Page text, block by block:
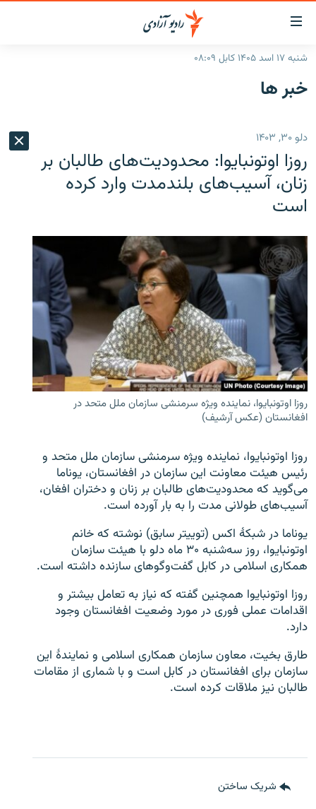
لینک‌های
قابل
دسترسی
به
بازگشت
منوی
اصلی
مراجعه
صفحه
جستجو
گزارش‌ها
منطقه
شرق میانه
جهان
افغانستان
جهان
جدول نشرات
مصاحبه‌ها
برنامه‌ها
ورزش
بحران مهاجرت
'کووید-۱۹'
تماس
صفحه پشتو
Azadi English
همۀ سایت‌های رادیو آزادی/ رادیو اروپای آزاد
شنبه ۱۷ اسد ۱۴۰۵ کابل ۰۸:۰۹
خبر ها
دلو ۳۰, ۱۴۰۳
روزا اوتونبایوا: محدودیت‌های طالبان بر
زنان، آسیب‌های بلندمدت وارد کرده
است
روزا اوتونبایوا، نماینده ویژه سرمنشی سازمان ملل متحد در
افغانستان (عکس آرشیف)
روزا اوتونبایوا، نماینده ویژه سرمنشی سازمان ملل متحد و
رئیس هیئت معاونت این سازمان در افغانستان، یوناما
می‌گوید که محدودیت‌های طالبان بر زنان و دختران افغان،
آسیب‌های طولانی مدت را به بار آورده است.
یوناما در شبکۀ اکس (توییتر سابق) نوشته که خانم
اوتونبایوا، روز سه‌شنبه ۳۰ ماه دلو با هیئت سازمان
همکاری اسلامی در کابل گفت‌وگوهای سازنده داشته است.
روزا اوتونبایوا همچنین گفته که نیاز به تعامل بیشتر و
اقدامات عملی فوری در مورد وضعیت افغانستان وجود
دارد.
طارق بخیت، معاون سازمان همکاری اسلامی و نمایندۀ این
سازمان برای افغانستان در کابل است و با شماری از مقامات
طالبان نیز ملاقات کرده است.
شریک ساختن